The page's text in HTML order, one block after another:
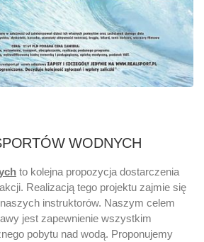
WODNYCH
to kolejna propozycja dostarczenia
Realizacją tego projektu zajmie się
instruktorów. Naszym celem
jest zapewnienie wszystkim
pobytu nad wodą. Proponujemy